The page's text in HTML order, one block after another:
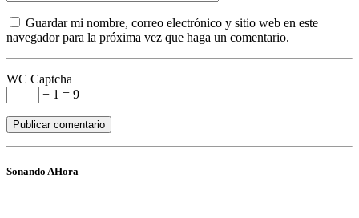
Guardar mi nombre, correo electrónico y sitio web en este
navegador para la próxima vez que haga un comentario.
WC Captcha
− 1 = 9
Sonando AHora